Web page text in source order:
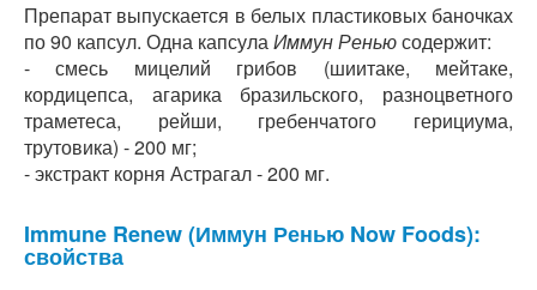
Препарат выпускается в белых пластиковых баночках
по 90 капсул. Одна капсулаИммун Реньюсодержит:
- смесь мицелий грибов (шиитаке, мейтаке,
кордицепса, агарика бразильского, разноцветного
траметеса, рейши, гребенчатого герициума,
трутовика) - 200 мг;
- экстракт корня Астрагал - 200 мг.
Immune Renew (Иммун Ренью Now Foods):
свойства